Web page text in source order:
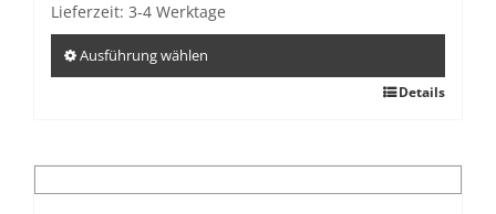
Lieferzeit: 3-4 Werktage
Ausführung wählen
mehrere
Varianten
Details